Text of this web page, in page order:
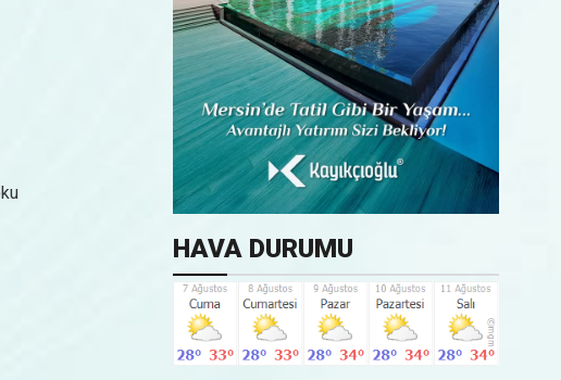
HAVA DURUMU